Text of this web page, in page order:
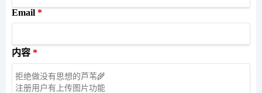
Email
内容